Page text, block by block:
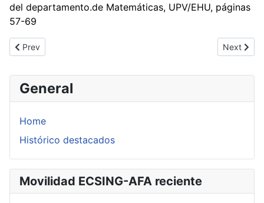
General
Home
Histórico destacados
Movilidad ECSING-AFA reciente
del departamento.de Matemáticas, UPV/EHU, páginas
57-69
Previous article: MADDMATHS!
Prev Next
Next